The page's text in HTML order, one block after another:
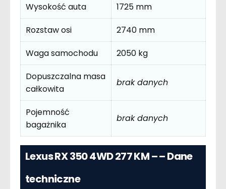
Wysokość auta
1725 mm
Rozstaw osi
2740 mm
Waga samochodu
2050 kg
Dopuszczalna masa
całkowita
brak danych
Pojemność
bagażnika
brak danych
Lexus RX 350 4WD 277 KM – – Dane
techniczne